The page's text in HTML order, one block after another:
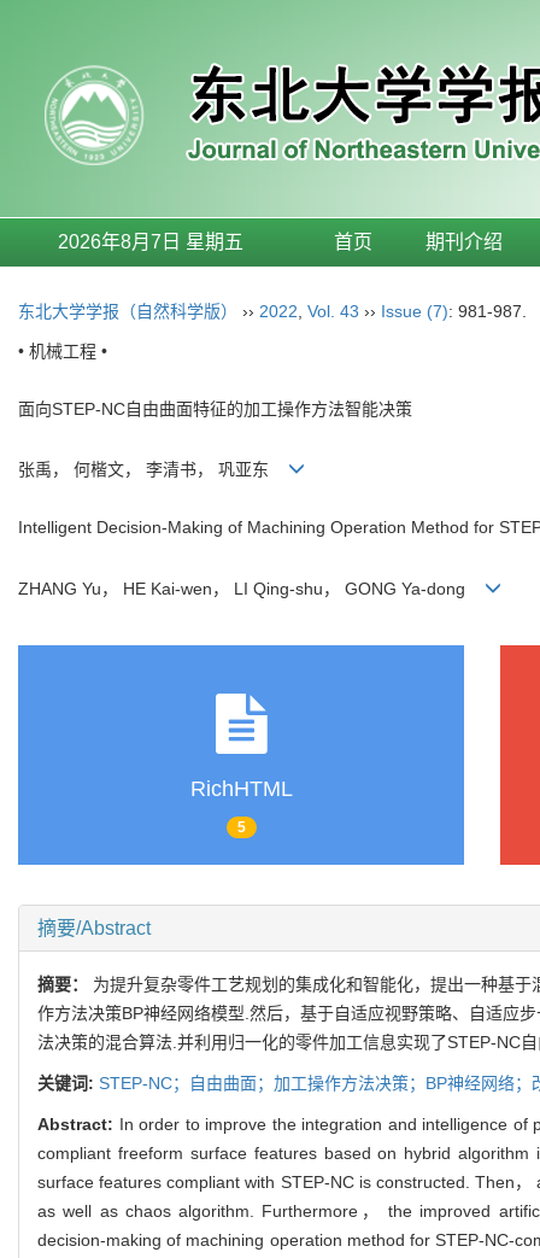
2026年8月7日 星期五 首页 期刊介绍
东北大学学报（自然科学版） ›› 2022 Vol. 43 ›› Issue (7): 981-987.
• 机械工程 •
面向STEP-NC自由曲面特征的加工操作方法智能决策
张禹， 何楷文， 李清书， 巩亚东
Intelligent Decision-Making of Machining Operation Method for
ZHANG Yu， HE Kai-wen， LI Qing-shu， GONG Ya-dong
RichHTML
5
摘要/Abstract
摘要： 为提升复杂零件工艺规划的集成化和智能化，提出一种基
作方法决策BP神经网络模型.然后，基于自适应视野策略、自适应
法决策的混合算法.并利用归一化的零件加工信息实现了STEP-NC
关键词: STEP-NC；自由曲面；加工操作方法决策；BP神经网络；
Abstract: In order to improve the integration and intelligence of
compliant freeform surface features based on hybrid
surface features compliant with STEP-NC is constructed. Then
as well as chaos algorithm. Furthermore， the improved
decision-making of machining operation method for STEP-NC-